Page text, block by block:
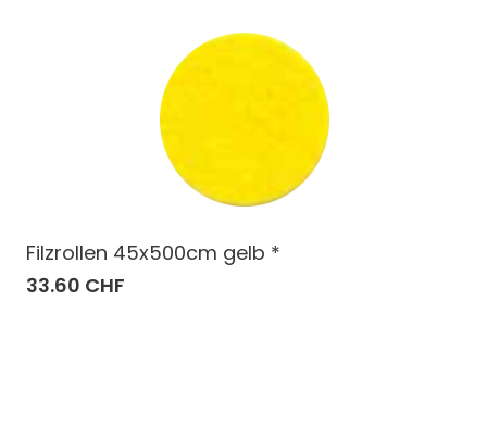
Filzrollen 45x500cm gelb *
33.60 CHF